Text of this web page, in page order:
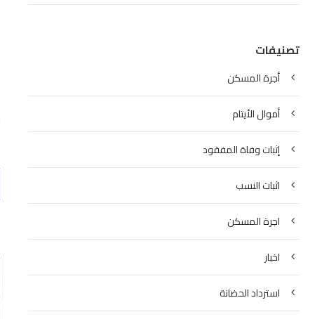
تصنيفات
أجرة المسكن
أموال الأيتام
إثبات وفاة المفقود
اثبات النسب
اجرة المسكن
اخبار
استرداد الحضانة